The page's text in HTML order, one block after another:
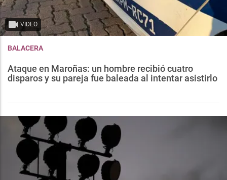
VIDEO
BALACERA
Ataque en Maroñas: un hombre recibió cuatro
disparos y su pareja fue baleada al intentar asistirlo